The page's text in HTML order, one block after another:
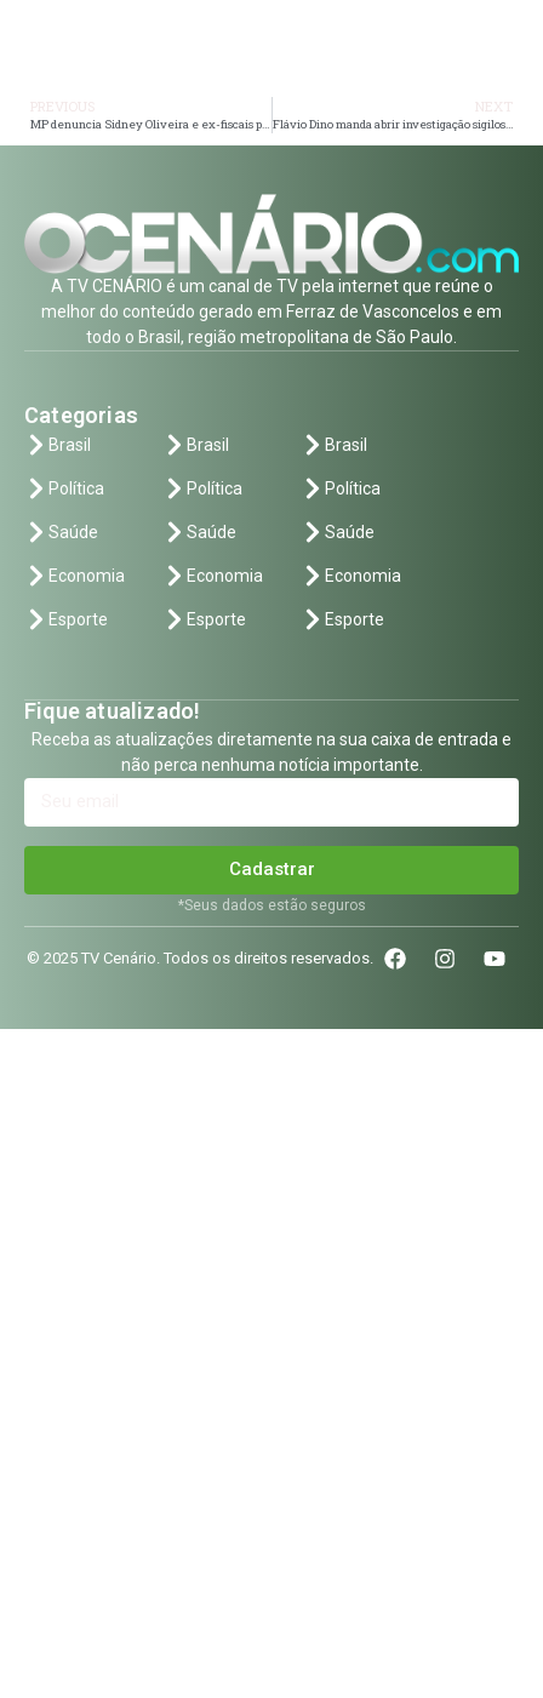
MP denuncia Sidney Oliveira e ex-fiscais por suposto esquema bilionário de fraudes tributárias em São Paulo Flávio Dino manda abrir investigação sigilosa sobre suposto uso de emendas em filme de Bolsonaro
A TV CENÁRIO é um canal de TV pela internet que reúne o
melhor do conteúdo gerado em Ferraz de Vasconcelos e em
todo o Brasil, região metropolitana de São Paulo.
Categorias
Brasil
Política
Saúde
Economia
Esporte
Brasil
Política
Saúde
Economia
Esporte
Brasil
Política
Saúde
Economia
Esporte
Fique atualizado!
Receba as atualizações diretamente na sua caixa de entrada e
não perca nenhuma notícia importante.
Cadastrar
*Seus dados estão seguros
© 2025 TV Cenário. Todos os direitos reservados.